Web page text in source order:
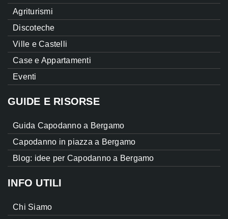
Agriturismi
Discoteche
Ville e Castelli
Case e Appartamenti
Eventi
GUIDE E RISORSE
Guida Capodanno a Bergamo
Capodanno in piazza a Bergamo
Blog: idee per Capodanno a Bergamo
INFO UTILI
Chi Siamo